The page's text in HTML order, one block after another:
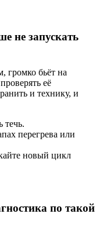
не запускать
громко бьёт на
её
и технику, и
течь.
перегрева или
новый цикл
по такой